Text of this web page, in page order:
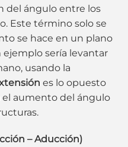
del ángulo entre los
Este término solo se
se hace en un plano
ejemplo sería levantar
usando la
es lo opuesto
el aumento del ángulo
– Aducción)